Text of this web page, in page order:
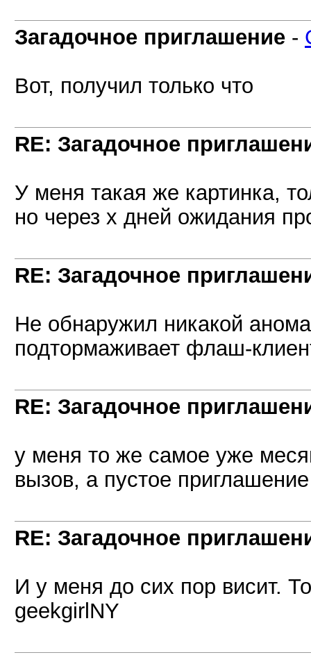
Загадочное приглашение -
Вот, получил только что
RE: Загадочное
У меня такая же картинка,
но через х дней ожидания
RE: Загадочное
Не обнаружил никакой
подтормаживает флаш-
RE: Загадочное
у меня то же самое уже
вызов, а пустое
RE: Загадочное
И у меня до сих пор висит.
geekgirlNY